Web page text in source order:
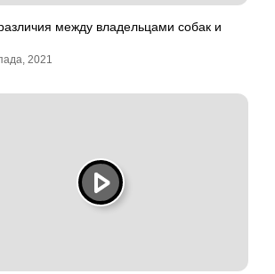
между владельцами собак и
2021